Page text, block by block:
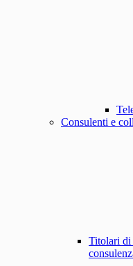
Consulenti e
Titolari di